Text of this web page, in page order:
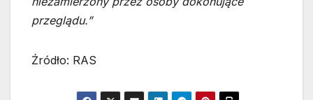
przeglądu.”
Źródło: RAS